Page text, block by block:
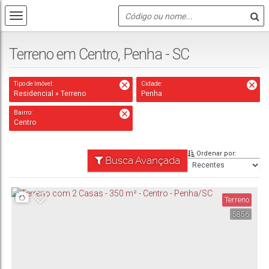
Terreno em Centro, Penha - SC
Tipo de Imóvel:
Residencial » Terreno
Cidade:
Penha
Bairro:
Centro
Busca Avançada
Ordenar por:
5856
Terreno